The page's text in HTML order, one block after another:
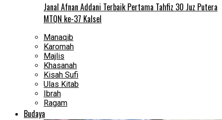
Janal Afnan Addani Terbaik Pertama Tahfiz 30 Juz Putera
MTQN ke-37 Kalsel
Manaqib
Karomah
Majlis
Khasanah
Kisah Sufi
Ulas Kitab
Ibrah
Ragam
Budaya